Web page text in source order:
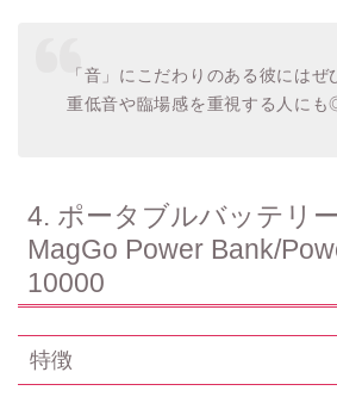
「音」にこだわりのある彼にはぜ
重低音や臨場感を重視する人にも
4. ポータブルバッテリ
MagGo Power Bank/
10000
特徴